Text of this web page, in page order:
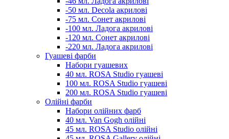
-50 мл. Decola акрилові
-75 мл. Сонет акрилові
-100 мл. Ладога акрилові
-120 мл. Сонет акрилові
-220 мл. Ладога акрилові
Гуашеві фарби
Набори гуашевих
40 мл. ROSA Studio гуашеві
100 мл. ROSA Studio гуашеві
200 мл. ROSA Studio гуашеві
Олійні фарби
Набори олійних фарб
40 мл. Van Gogh олійні
45 мл. ROSA Studio олійні